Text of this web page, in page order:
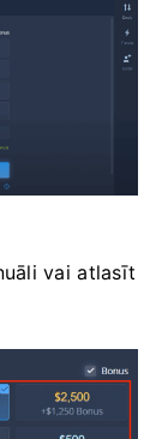
vai atlasīt